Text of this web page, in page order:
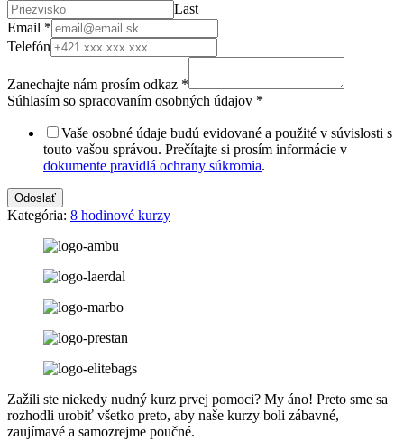
Last
Email *
Telefón
Zanechajte nám prosím odkaz *
Súhlasím so spracovaním osobných údajov *
Vaše osobné údaje budú evidované a použité v súvislosti s
touto vašou správou. Prečítajte si prosím informácie v
dokumente pravidlá ochrany súkromia.
Odoslať
Kategória: 8 hodinové kurzy
Zažili ste niekedy nudný kurz prvej pomoci? My áno! Preto sme sa
rozhodli urobiť všetko preto, aby naše kurzy boli zábavné,
zaujímavé a samozrejme poučné.